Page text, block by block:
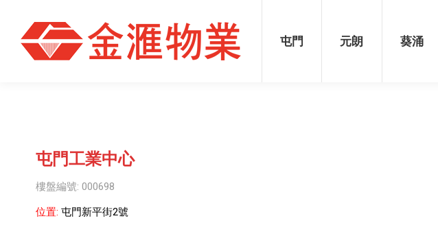
屯門 元朗 葵涌
屯門工業中心
樓盤編號: 000698
位置: 屯門新平街2號
屯門 元朗 葵涌